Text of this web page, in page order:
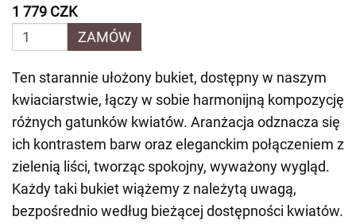
1 779 CZK
ZAMÓW
Ten starannie ułożony bukiet, dostępny w naszym
kwiaciarstwie, łączy w sobie harmonijną kompozycję
różnych gatunków kwiatów. Aranżacja odznacza się
ich kontrastem barw oraz eleganckim połączeniem z
zielenią liści, tworząc spokojny, wyważony wygląd.
Każdy taki bukiet wiążemy z należytą uwagą,
bezpośrednio według bieżącej dostępności kwiatów.